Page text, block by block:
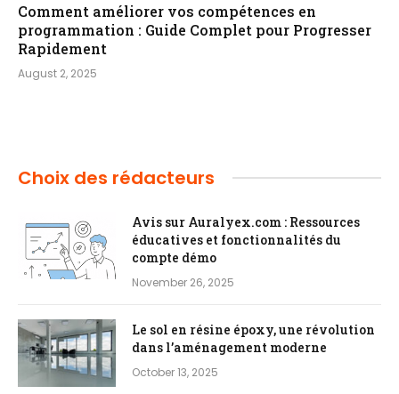
Comment améliorer vos compétences en
programmation : Guide Complet pour Progresser
Rapidement
August 2, 2025
Choix des rédacteurs
Avis sur Auralyex.com : Ressources
éducatives et fonctionnalités du
compte démo
November 26, 2025
Le sol en résine époxy, une révolution
dans l’aménagement moderne
October 13, 2025